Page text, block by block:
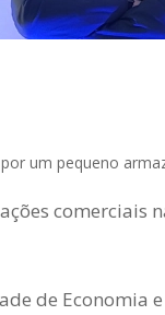
um pequeno
comerciais
de Economia